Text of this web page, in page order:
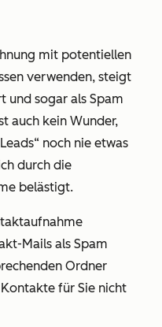
mit potentiellen
verwenden, steigt
und sogar als Spam
auch kein Wunder,
noch nie etwas
durch die
belästigt.
Mails als Spam
Ordner
für Sie nicht